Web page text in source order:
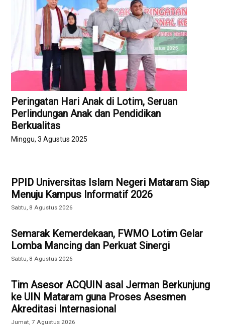
Peringatan Hari Anak di Lotim, Seruan
Perlindungan Anak dan Pendidikan
Berkualitas
Minggu, 3 Agustus 2025
PPID Universitas Islam Negeri Mataram Siap
Menuju Kampus Informatif 2026
Sabtu, 8 Agustus 2026
Semarak Kemerdekaan, FWMO Lotim Gelar
Lomba Mancing dan Perkuat Sinergi
Sabtu, 8 Agustus 2026
Tim Asesor ACQUIN asal Jerman Berkunjung
ke UIN Mataram guna Proses Asesmen
Akreditasi Internasional
Jumat, 7 Agustus 2026